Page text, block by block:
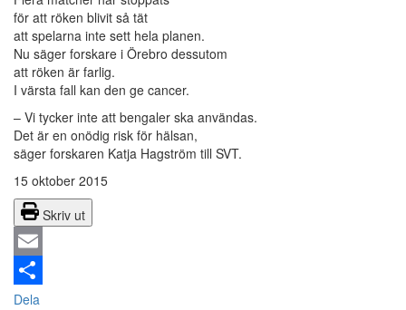
för att röken blivit så tät
att spelarna inte sett hela planen.
Nu säger forskare i Örebro dessutom
att röken är farlig.
I värsta fall kan den ge cancer.
– Vi tycker inte att bengaler ska användas.
Det är en onödig risk för hälsan,
säger forskaren Katja Hagström till SVT.
15 oktober 2015
Skriv ut
Email
Dela